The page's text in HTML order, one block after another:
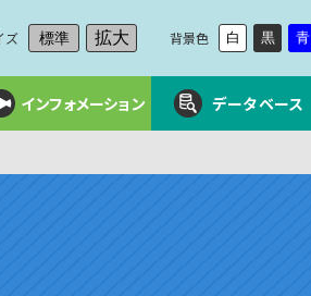
ズ 標準 拡大 背景色 白 黒 青
インフォメーション データベース